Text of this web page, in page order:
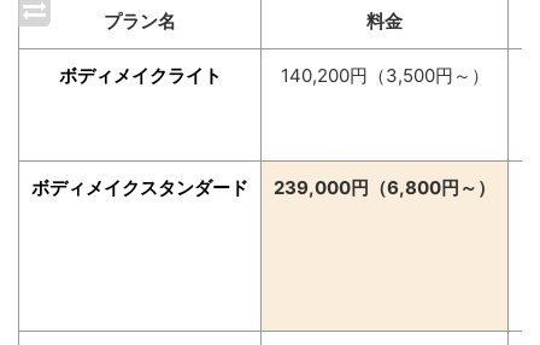
プラン名 料金
ボディメイクライト 140,200円（3,500円～）
ボディメイクスタンダード 239,000円（6,800円～）